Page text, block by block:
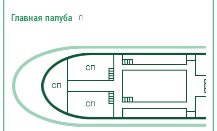
Главная палуба